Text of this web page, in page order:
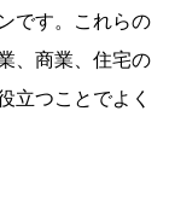
です。これらの
、商業、住宅の
立つことでよく